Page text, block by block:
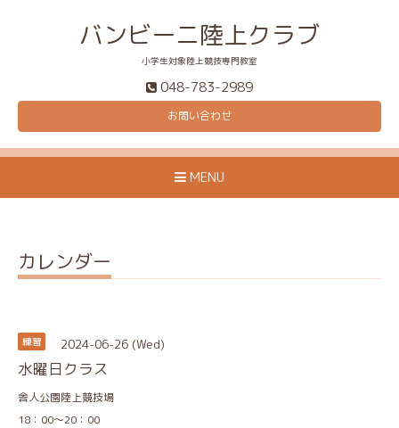
バンビーニ陸上クラブ
小学生対象陸上競技専門教室
048-783-2989
お問い合わせ
MENU
カレンダー
練習 2024-06-26 (Wed)
水曜日クラス
舎人公園陸上競技場
18：00～20：00